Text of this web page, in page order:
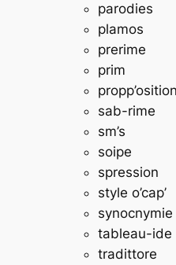
parodies
plamos
prerime
prim
sab-rime
sm’s
soipe
spression
style o’cap’
synocnymie
tableau-ide
tradittore